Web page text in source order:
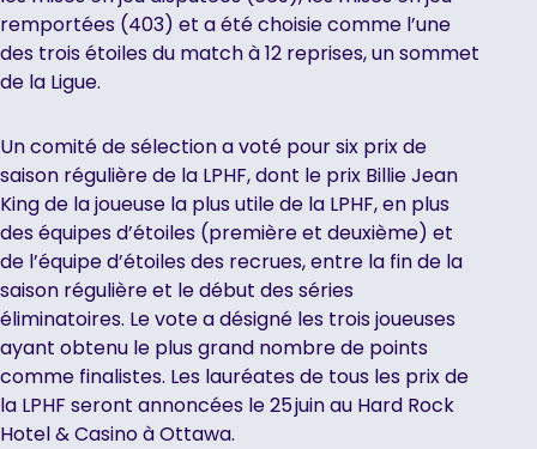
remportées (403) et a été choisie comme l’une
des trois étoiles du match à 12 reprises, un sommet
de la Ligue.
Un comité de sélection a voté pour six prix de
saison régulière de la LPHF, dont le prix Billie Jean
King de la joueuse la plus utile de la LPHF, en plus
des équipes d’étoiles (première et deuxième) et
de l’équipe d’étoiles des recrues, entre la fin de la
saison régulière et le début des séries
éliminatoires. Le vote a désigné les trois joueuses
ayant obtenu le plus grand nombre de points
comme finalistes. Les lauréates de tous les prix de
la LPHF seront annoncées le 25 juin au Hard Rock
Hotel & Casino à Ottawa.